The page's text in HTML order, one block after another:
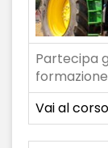
Partecipa
Vai al